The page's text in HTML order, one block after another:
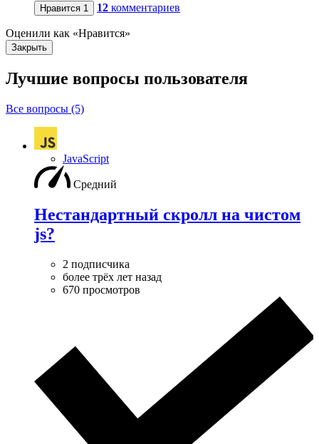
Нравится 1 12 комментариев
Оценили как «Нравится»
Закрыть
Лучшие вопросы пользователя
Все вопросы (5)
JavaScript
Средний
Нестандартный скролл на чистом
js?
2 подписчика
более трёх лет назад
670 просмотров